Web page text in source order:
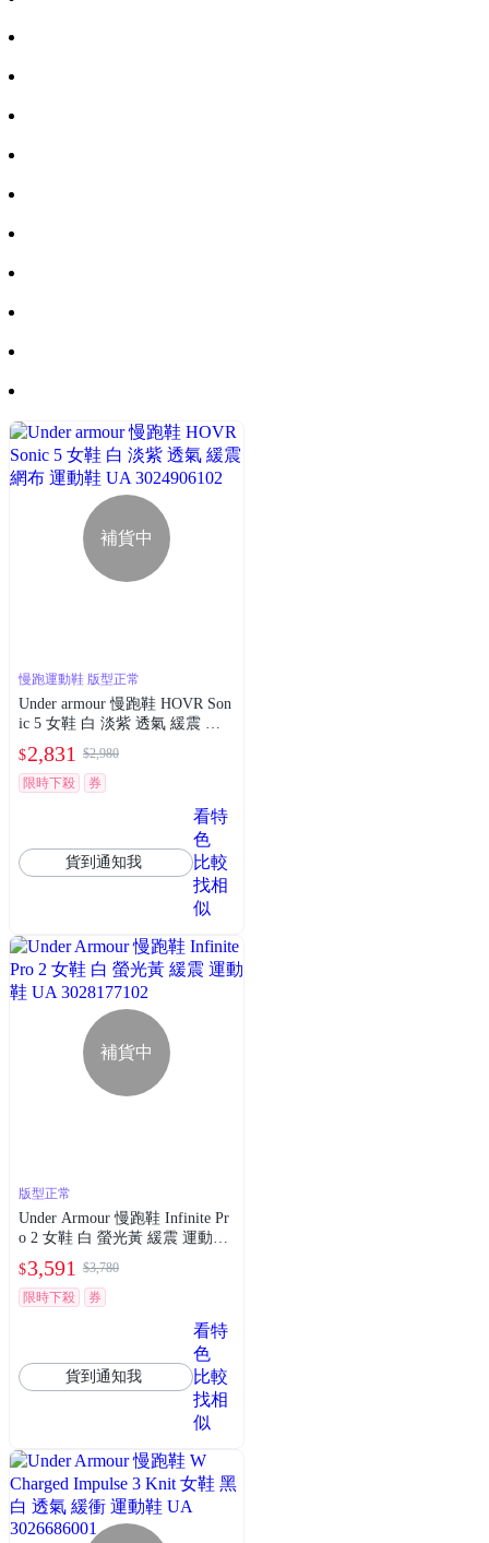
補貨中
慢跑運動鞋 版型正常
Under armour 慢跑鞋 HOVR Son
ic 5 女鞋 白 淡紫 透氣 緩震 網
$2,831
$2,980
限時下殺
券
貨到通知我
看特
色
比較
找相
似
補貨中
版型正常
Under Armour 慢跑鞋 Infinite Pr
o 2 女鞋 白 螢光黃 緩震 運動鞋
$3,591
$3,780
限時下殺
券
貨到通知我
看特
色
比較
找相
似